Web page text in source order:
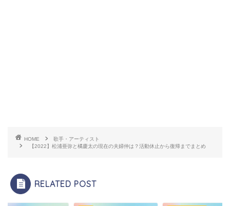
HOME
歌手・アーティスト
【2022】松浦亜弥と橘慶太の現在の夫婦仲は？活動休止から復帰までまとめ
RELATED POST